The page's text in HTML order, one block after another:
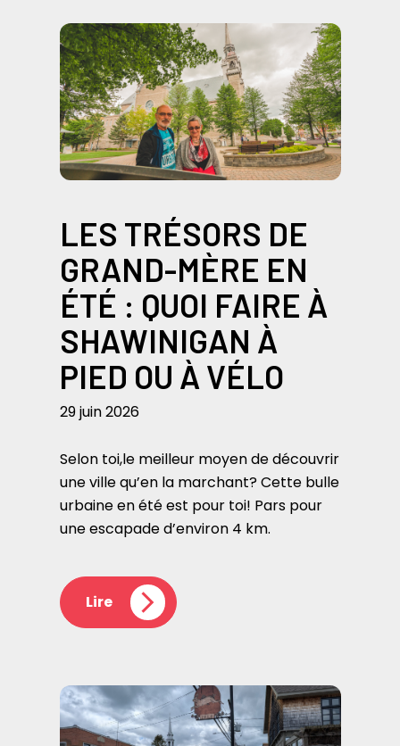
LES TRÉSORS DE
GRAND-MÈRE EN
ÉTÉ : QUOI FAIRE À
SHAWINIGAN À
PIED OU À VÉLO
29 juin 2026
Selon toi,le meilleur moyen de découvrir
une ville qu’en la marchant? Cette bulle
urbaine en été est pour toi! Pars pour
une escapade d’environ 4 km.
Lire